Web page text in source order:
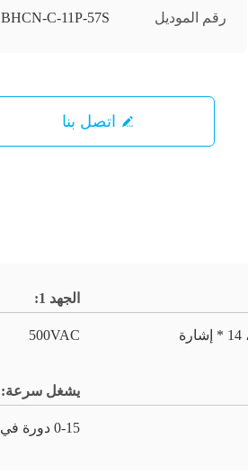
رقم الموديل BHCN-C-11P-57S
اتصل بنا
الجهد 1:
500VAC
يشغل سرعة:
0-15 دورة في الدقيقة